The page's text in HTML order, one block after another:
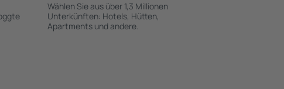
Wählen Sie aus über 1,3 Millionen
Unterkünften: Hotels, Hütten,
Apartments und andere.